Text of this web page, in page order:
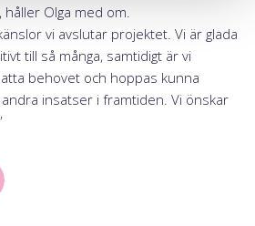
håller Olga med om.
vi avslutar projektet. Vi är glada
till så många, samtidigt är vi
behovet och hoppas kunna
insatser i framtiden. Vi önskar